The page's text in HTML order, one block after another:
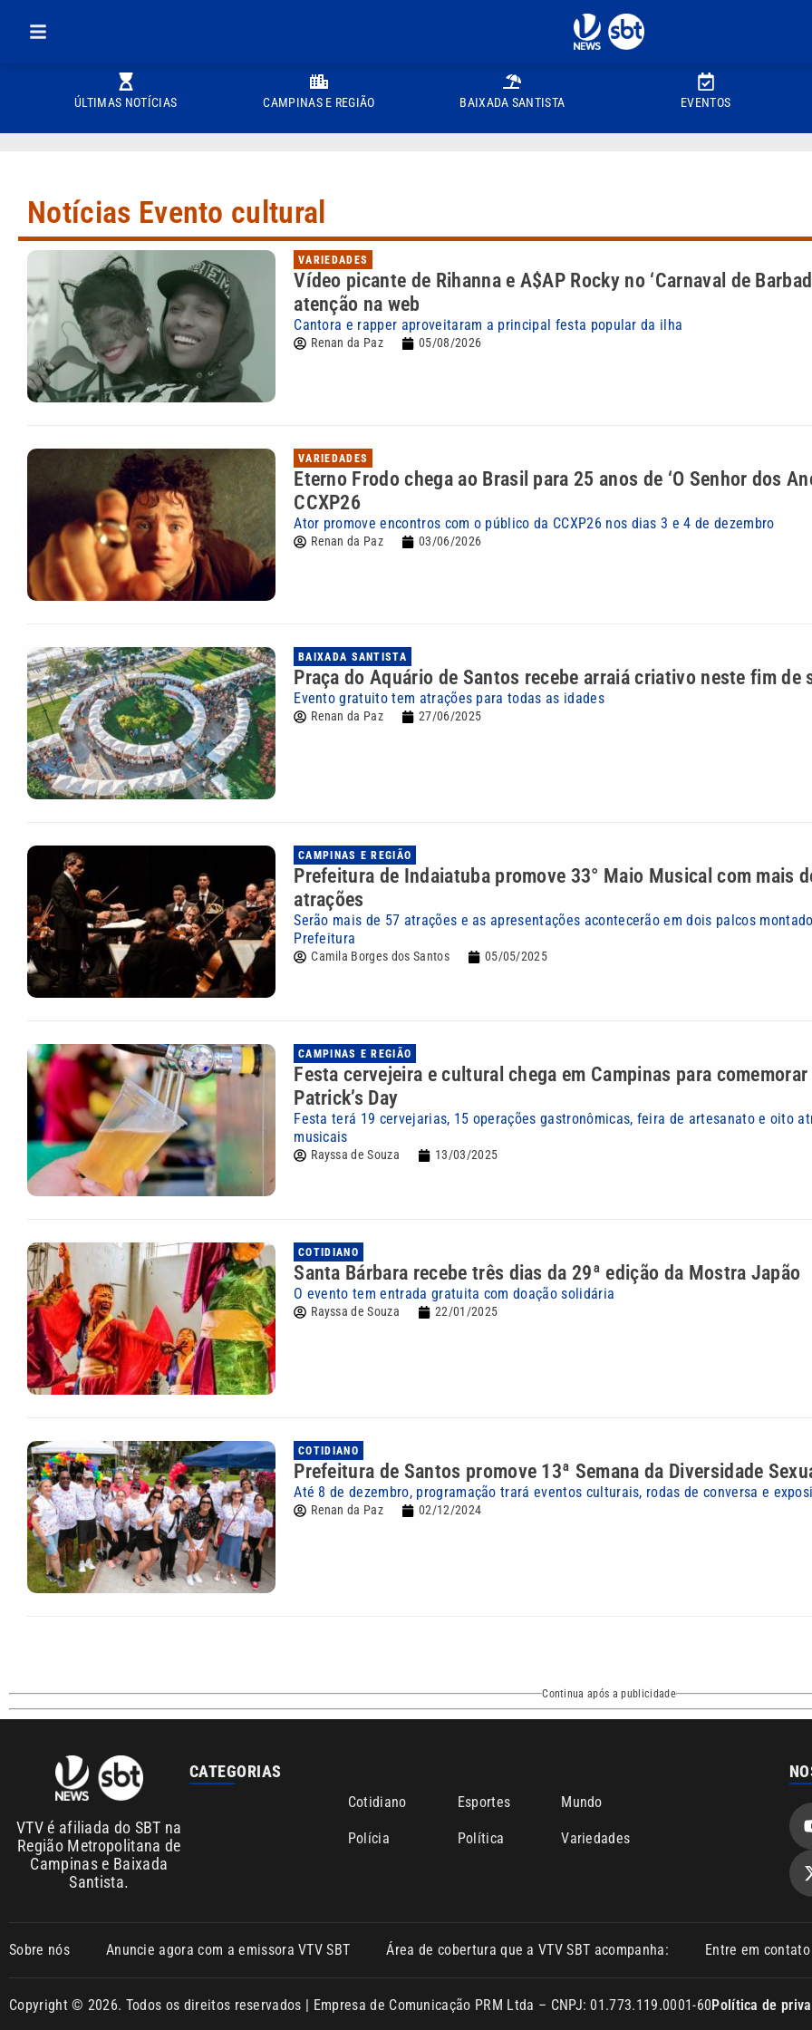
ÚLTIMAS NOTÍCIAS CAMPINAS E REGIÃO BAIXADA SANTISTA EVENTOS
Notícias Evento cultural
VARIEDADES
Vídeo picante de Rihanna e A$AP Rocky no ‘Carnaval de
atenção na web
Cantora e rapper aproveitaram a principal festa popular da ilha
Renan da Paz 05/08/2026
VARIEDADES
Eterno Frodo chega ao Brasil para 25 anos de ‘O Senhor dos
CCXP26
Ator promove encontros com o público da CCXP26 nos dias 3 e 4 de dezembro
Renan da Paz 03/06/2026
BAIXADA SANTISTA
Praça do Aquário de Santos recebe arraiá criativo neste fim de
Evento gratuito tem atrações para todas as idades
Renan da Paz 27/06/2025
CAMPINAS E REGIÃO
Prefeitura de Indaiatuba promove 33° Maio Musical com mais
atrações
Serão mais de 57 atrações e as apresentações acontecerão em dois palcos
Prefeitura
Camila Borges dos Santos 05/05/2025
CAMPINAS E REGIÃO
Festa cervejeira e cultural chega em Campinas para
Patrick’s Day
Festa terá 19 cervejarias, 15 operações gastronômicas, feira de artesanato e oito
musicais
Rayssa de Souza 13/03/2025
COTIDIANO
Santa Bárbara recebe três dias da 29ª edição da Mostra Japão
O evento tem entrada gratuita com doação solidária
Rayssa de Souza 22/01/2025
COTIDIANO
Prefeitura de Santos promove 13ª Semana da Diversidade
Até 8 de dezembro, programação trará eventos culturais, rodas de conversa e
Renan da Paz 02/12/2024
Continua após a publicidade
VTV é afiliada do SBT na
Região Metropolitana de
Campinas e Baixada
Santista.
CATEGORIAS
Cotidiano Esportes Mundo
Polícia Política Variedades
Sobre nós Anuncie agora com a emissora VTV SBT Área de cobertura que a VTV SBT acompanha: Entre em
Copyright © 2026. Todos os direitos reservados | Empresa de Comunicação PRM Ltda – CNPJ: 01.773.119.0001-60 Política de